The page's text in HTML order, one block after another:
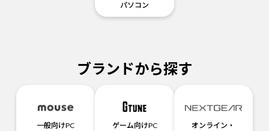
パソコン
ブランドから探す
一般向けPC ゲーム向けPC
オンライン・